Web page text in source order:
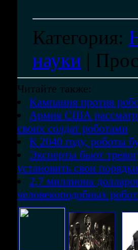
Категория:
науки |
Читайте также:
Кампания против
Армия США
своих солдат роботами
К 2040 году, роботы
Эксперты бьют
установить свои порядки
2,7 миллиона
человекоподобных